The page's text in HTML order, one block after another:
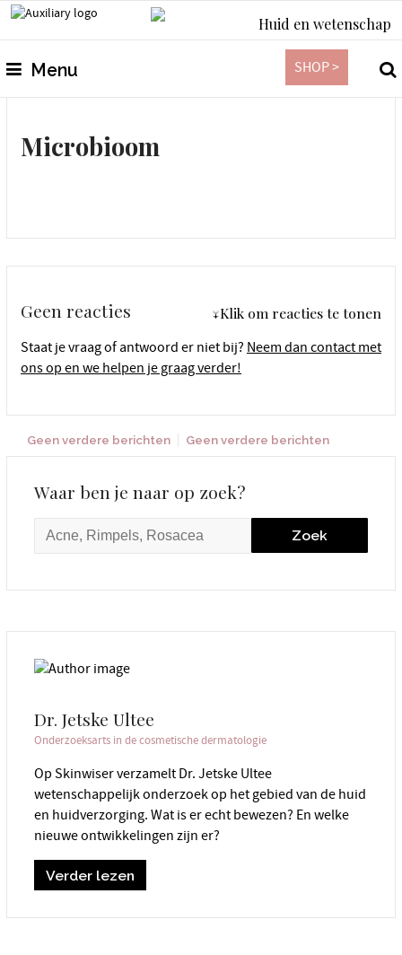
Huid en wetenschap
Menu SHOP >
Microbioom
Geen reacties ↓Klik om reacties te tonen
Staat je vraag of antwoord er niet bij? Neem dan contact met
ons op en we helpen je graag verder!
Geen verdere berichten Geen verdere berichten
Waar ben je naar op zoek?
Dr. Jetske Ultee
Onderzoeksarts in de cosmetische dermatologie
Op Skinwiser verzamelt Dr. Jetske Ultee
wetenschappelijk onderzoek op het gebied van de huid
en huidverzorging. Wat is er echt bewezen? En welke
nieuwe ontwikkelingen zijn er?
Verder lezen